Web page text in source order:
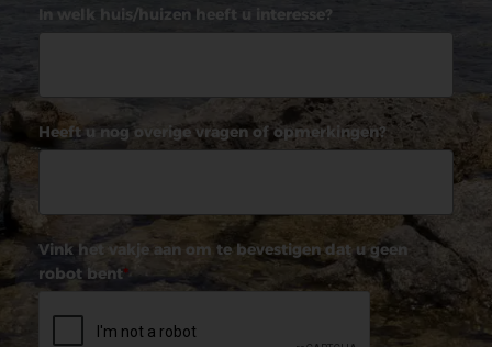
In welk huis/huizen heeft u interesse?
Heeft u nog overige vragen of opmerkingen?
Vink het vakje aan om te bevestigen dat u geen
robot bent*